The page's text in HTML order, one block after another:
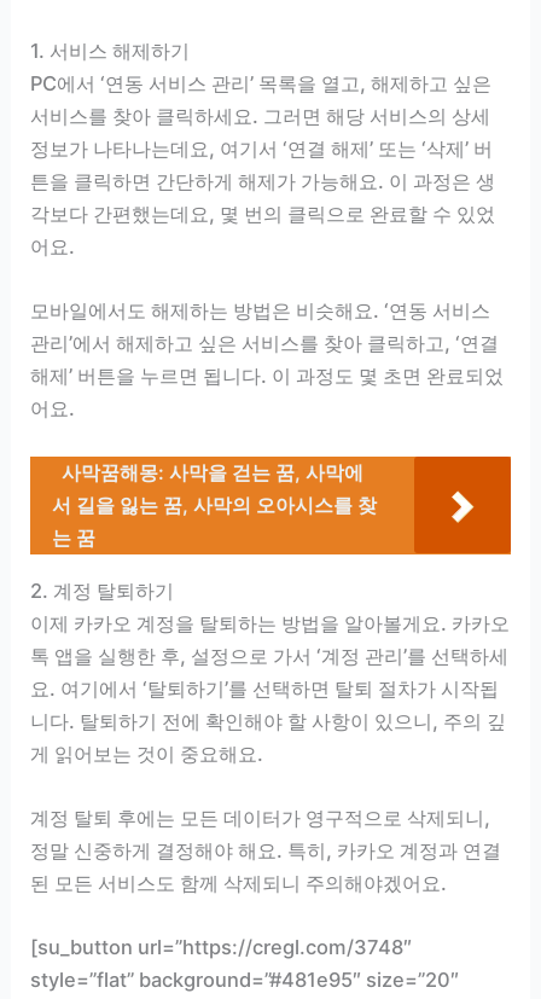
1. 서비스 해제하기
PC에서 ‘연동 서비스 관리’ 목록을 열고, 해제하고 싶은
서비스를 찾아 클릭하세요. 그러면 해당 서비스의 상세
정보가 나타나는데요, 여기서 ‘연결 해제’ 또는 ‘삭제’ 버
튼을 클릭하면 간단하게 해제가 가능해요. 이 과정은 생
각보다 간편했는데요, 몇 번의 클릭으로 완료할 수 있었
어요.
모바일에서도 해제하는 방법은 비슷해요. ‘연동 서비스
관리’에서 해제하고 싶은 서비스를 찾아 클릭하고, ‘연결
해제’ 버튼을 누르면 됩니다. 이 과정도 몇 초면 완료되었
어요.
사막꿈해몽: 사막을 걷는 꿈, 사막에
서 길을 잃는 꿈, 사막의 오아시스를 찾
는 꿈
2. 계정 탈퇴하기
이제 카카오 계정을 탈퇴하는 방법을 알아볼게요. 카카오
톡 앱을 실행한 후, 설정으로 가서 ‘계정 관리’를 선택하세
요. 여기에서 ‘탈퇴하기’를 선택하면 탈퇴 절차가 시작됩
니다. 탈퇴하기 전에 확인해야 할 사항이 있으니, 주의 깊
게 읽어보는 것이 중요해요.
계정 탈퇴 후에는 모든 데이터가 영구적으로 삭제되니,
정말 신중하게 결정해야 해요. 특히, 카카오 계정과 연결
된 모든 서비스도 함께 삭제되니 주의해야겠어요.
[su_button url=”https://cregl.com/3748″
style=”flat” background=”#481e95″ size=”20″